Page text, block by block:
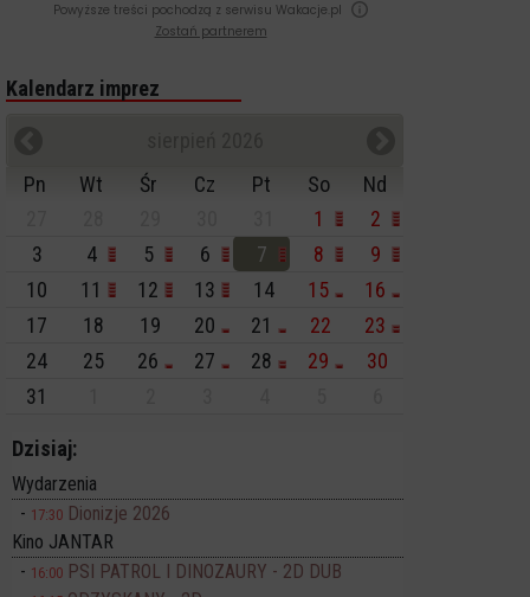
Powyższe treści pochodzą z serwisu Wakacje.pl
Zostań partnerem
Kalendarz imprez
Pn
Wt Śr Cz Pt So
Nd
1
2
3
4 5 6 7 8
9
10
11 12 13 14 15
16
17
18 19 20 21 22
23
24
25 26 27 28 29
30
31
Dzisiaj:
Wydarzenia
17:30 Dionizje 2026
Kino JANTAR
16:00 PSI PATROL I DINOZAURY - 2D DUB